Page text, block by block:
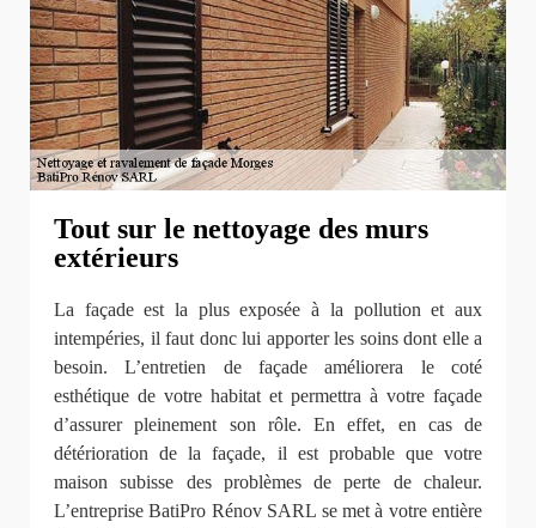
Tout sur le nettoyage des murs
extérieurs
La façade est la plus exposée à la pollution et aux
intempéries, il faut donc lui apporter les soins dont elle a
besoin. L’entretien de façade améliorera le coté
esthétique de votre habitat et permettra à votre façade
d’assurer pleinement son rôle. En effet, en cas de
détérioration de la façade, il est probable que votre
maison subisse des problèmes de perte de chaleur.
L’entreprise BatiPro Rénov SARL se met à votre entière